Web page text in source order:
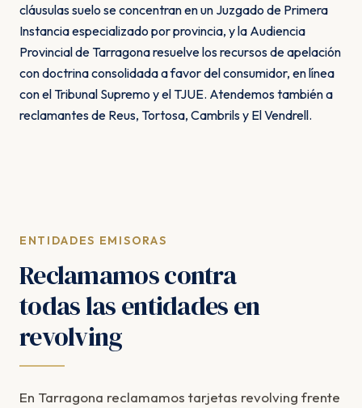
cláusulas suelo se concentran en un Juzgado de Primera
Instancia especializado por provincia, y la Audiencia
Provincial de Tarragona resuelve los recursos de apelación
con doctrina consolidada a favor del consumidor, en línea
con el Tribunal Supremo y el TJUE. Atendemos también a
reclamantes de Reus, Tortosa, Cambrils y El Vendrell.
ENTIDADES EMISORAS
Reclamamos contra
todas las entidades en
revolving
En Tarragona reclamamos tarjetas revolving frente